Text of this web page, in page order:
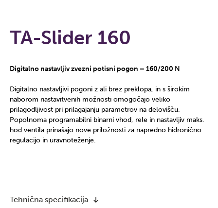
TA-Slider 160
Digitalno nastavljiv zvezni potisni pogon – 160/200 N
Digitalno nastavljivi pogoni z ali brez preklopa, in s širokim
naborom nastavitvenih možnosti omogočajo veliko
prilagodljivost pri prilagajanju parametrov na delovišču.
Popolnoma programabilni binarni vhod, rele in nastavljiv maks.
hod ventila prinašajo nove priložnosti za napredno hidronično
regulacijo in uravnoteženje.
Tehnična specifikacija